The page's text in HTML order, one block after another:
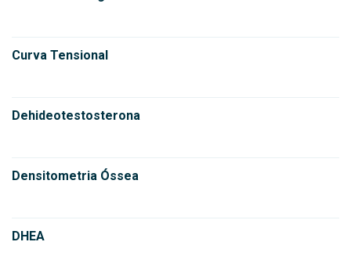
Curva Tensional
Dehideotestosterona
Densitometria Óssea
DHEA